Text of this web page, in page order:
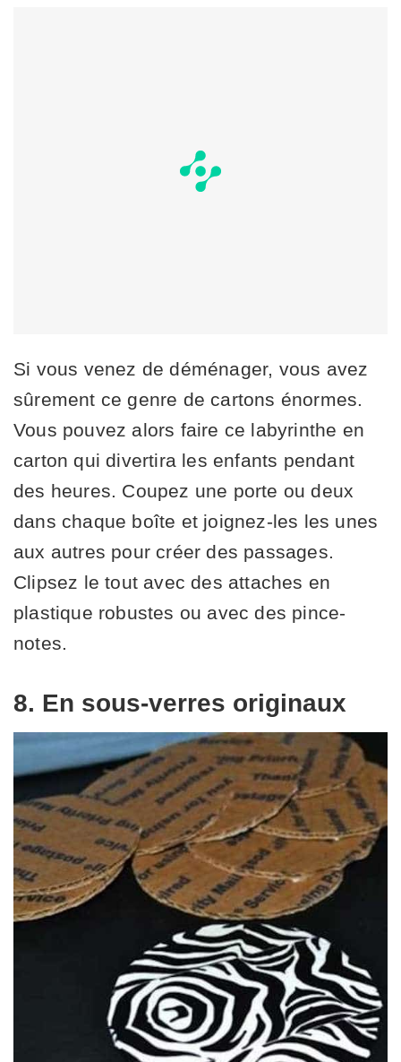
Si vous venez de déménager, vous avez
sûrement ce genre de cartons énormes.
Vous pouvez alors faire ce labyrinthe en
carton qui divertira les enfants pendant
des heures. Coupez une porte ou deux
dans chaque boîte et joignez-les les unes
aux autres pour créer des passages.
Clipsez le tout avec des attaches en
plastique robustes ou avec des pince-
notes.
8. En sous-verres originaux